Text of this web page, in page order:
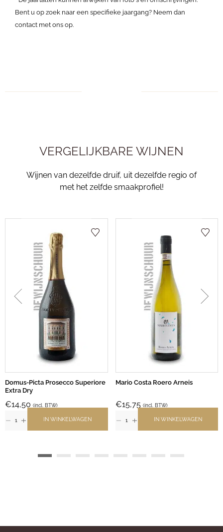
Bent u op zoek naar een specifieke jaargang? Neem dan
contact met ons op.
VERGELIJKBARE WIJNEN
Wijnen van dezelfde druif, uit dezelfde regio of
met het zelfde smaakprofiel!
Domus-Picta Prosecco Superiore
Extra Dry
€14,50 (incl. BTW)
IN WINKELWAGEN
Mario Costa Roero Arneis
€15,75 (incl. BTW)
IN WINKELWAGEN